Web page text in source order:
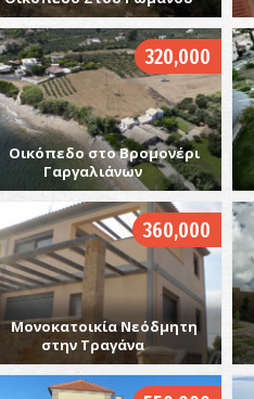
320,000
Οικόπεδο στο Βρομονέρι
Γαργαλιάνων
360,000
Μονοκατοικία Νεόδμητη
στην Τραγάνα